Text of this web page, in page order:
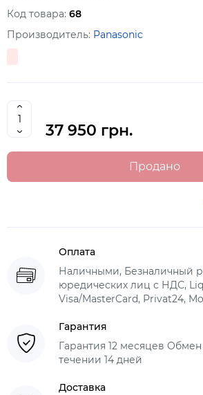
Код товара: 68
Производитель: Panasonic
37 950 грн.
Продано
Оплата
Наличными, Безналичный
юредических лиц с НДС,
Visa/MasterCard, Privat24,
Гарантия
Гарантия 12 месяцев
течении 14 дней
Доставка